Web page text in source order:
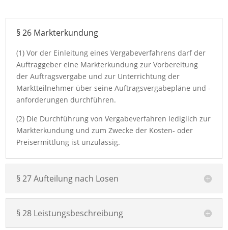
§ 26 Markterkundung
(1) Vor der Einleitung eines Vergabeverfahrens darf der
Auftraggeber eine Markterkundung zur Vorbereitung
der Auftragsvergabe und zur Unterrichtung der
Marktteilnehmer über seine Auftragsvergabepläne und -
anforderungen durchführen.
(2) Die Durchführung von Vergabeverfahren lediglich zur
Markterkundung und zum Zwecke der Kosten- oder
Preisermittlung ist unzulässig.
§ 27 Aufteilung nach Losen
§ 28 Leistungsbeschreibung